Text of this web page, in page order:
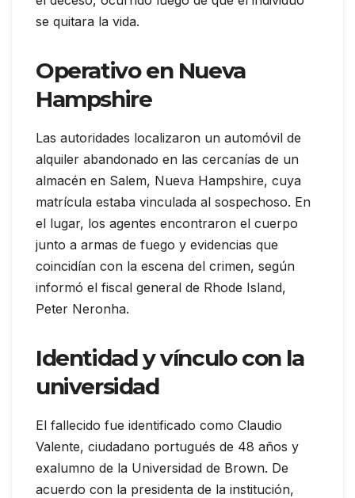
se quitara la vida.
Operativo en Nueva
Hampshire
Las autoridades localizaron un automóvil de
alquiler abandonado en las cercanías de un
almacén en Salem, Nueva Hampshire, cuya
matrícula estaba vinculada al sospechoso. En
el lugar, los agentes encontraron el cuerpo
junto a armas de fuego y evidencias que
coincidían con la escena del crimen, según
informó el fiscal general de Rhode Island,
Peter Neronha.
Identidad y vínculo con la
universidad
El fallecido fue identificado como Claudio
Valente, ciudadano portugués de 48 años y
exalumno de la Universidad de Brown. De
acuerdo con la presidenta de la institución,